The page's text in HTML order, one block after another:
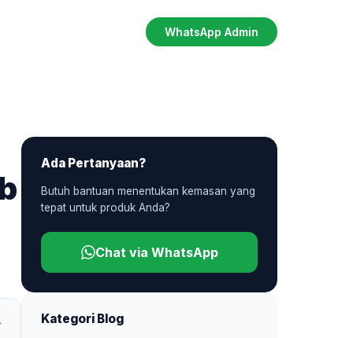
WhatsApp Admin
Ada Pertanyaan?
Butuh bantuan menentukan kemasan yang
tepat untuk produk Anda?
Chat via WhatsApp
Kategori Blog